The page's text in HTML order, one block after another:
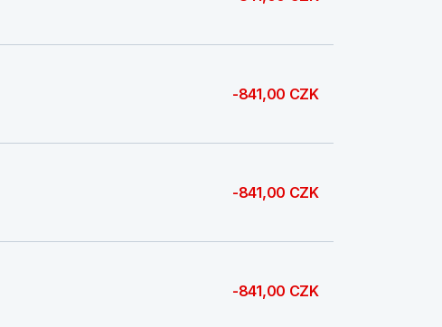
-841,00 CZK
-841,00 CZK
-841,00 CZK